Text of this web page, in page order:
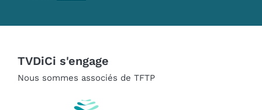
TVDiCi s'engage
Nous sommes associés de TFTP